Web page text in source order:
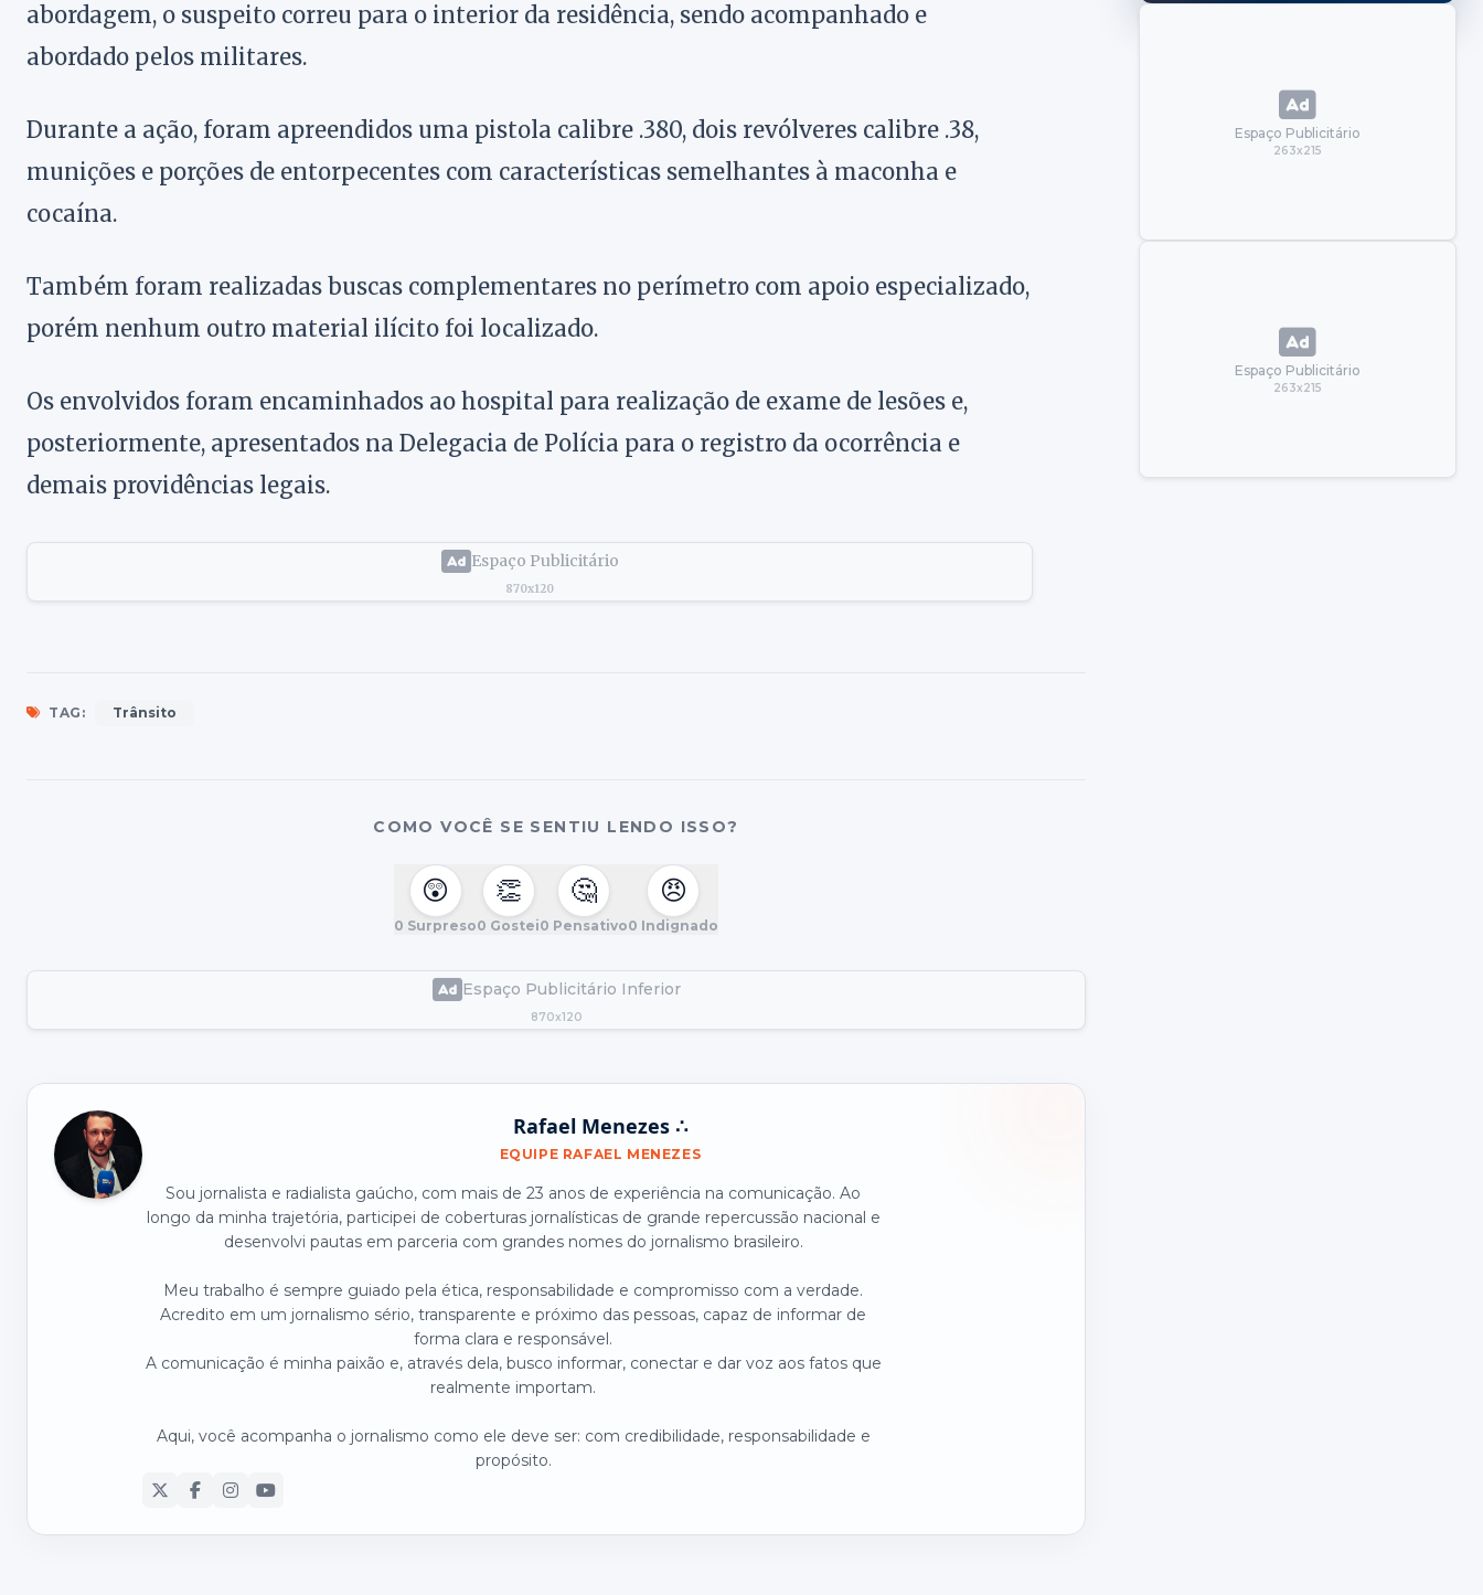
abordagem, o suspeito correu para o interior da residência, sendo acompanhado e
abordado pelos militares.
Durante a ação, foram apreendidos uma pistola calibre .380, dois revólveres calibre .38,
munições e porções de entorpecentes com características semelhantes à maconha e
cocaína.
Também foram realizadas buscas complementares no perímetro com apoio especializado,
porém nenhum outro material ilícito foi localizado.
Os envolvidos foram encaminhados ao hospital para realização de exame de lesões e,
posteriormente, apresentados na Delegacia de Polícia para o registro da ocorrência e
demais providências legais.
Espaço Publicitário
870x120
TAG: Trânsito
COMO VOCÊ SE SENTIU LENDO ISSO?
😲
0 Surpreso
👏
0 Gostei
🤔
0 Pensativo
😠
0 Indignado
Espaço Publicitário Inferior
870x120
Rafael Menezes ∴
EQUIPE RAFAEL MENEZES
Sou jornalista e radialista gaúcho, com mais de 23 anos de experiência na comunicação. Ao
longo da minha trajetória, participei de coberturas jornalísticas de grande repercussão nacional e
desenvolvi pautas em parceria com grandes nomes do jornalismo brasileiro.
Meu trabalho é sempre guiado pela ética, responsabilidade e compromisso com a verdade.
Acredito em um jornalismo sério, transparente e próximo das pessoas, capaz de informar de
forma clara e responsável.
A comunicação é minha paixão e, através dela, busco informar, conectar e dar voz aos fatos que
realmente importam.
Aqui, você acompanha o jornalismo como ele deve ser: com credibilidade, responsabilidade e
propósito.
Espaço Publicitário
263x215
Espaço Publicitário
263x215